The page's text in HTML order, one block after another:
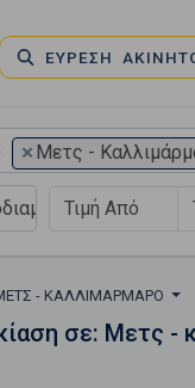
ΕΥΡΕΣΗ
× Μετς -
- ΚΑΛΛΙΜΆΡΜΑΡΟ
σε: Μετς -